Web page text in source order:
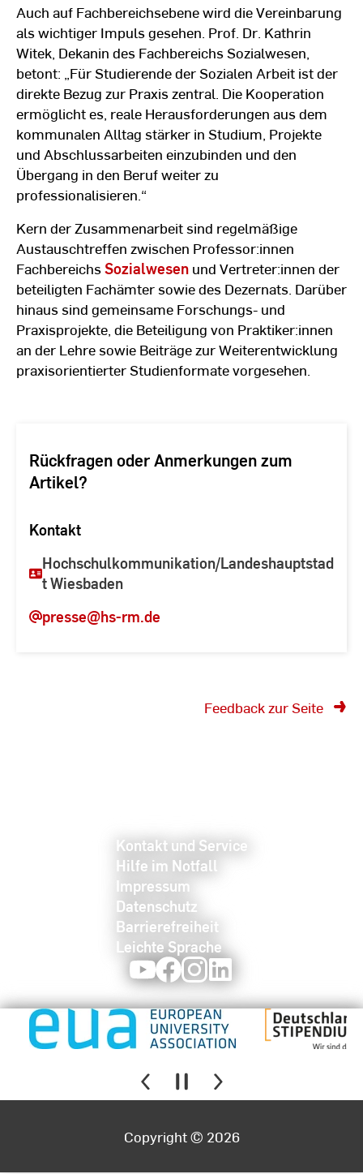
Auch auf Fachbereichsebene wird die Vereinbarung
als wichtiger Impuls gesehen. Prof. Dr. Kathrin
Witek, Dekanin des Fachbereichs Sozialwesen,
betont: „Für Studierende der Sozialen Arbeit ist der
direkte Bezug zur Praxis zentral. Die Kooperation
ermöglicht es, reale Herausforderungen aus dem
kommunalen Alltag stärker in Studium, Projekte
und Abschlussarbeiten einzubinden und den
Übergang in den Beruf weiter zu
professionalisieren.“
Kern der Zusammenarbeit sind regelmäßige
Austauschtreffen zwischen Professor:innen
FachbereichsSozialwesen und Vertreter:innen der
beteiligten Fachämter sowie des Dezernats. Darüber
hinaus sind gemeinsame Forschungs- und
Praxisprojekte, die Beteiligung von Praktiker:innen
an der Lehre sowie Beiträge zur Weiterentwicklung
praxisorientierter Studienformate vorgesehen.
Rückfragen oder Anmerkungen zum
Artikel?
Kontakt
Hochschulkommunikation/Landeshauptstad
t Wiesbaden
presse@hs-rm.de
Feedback zur Seite
Kontakt und Service
Hilfe im Notfall
Impressum
Datenschutz
Barrierefreiheit
Leichte Sprache
YoutubeFacebookInstagram
Copyright © 2026